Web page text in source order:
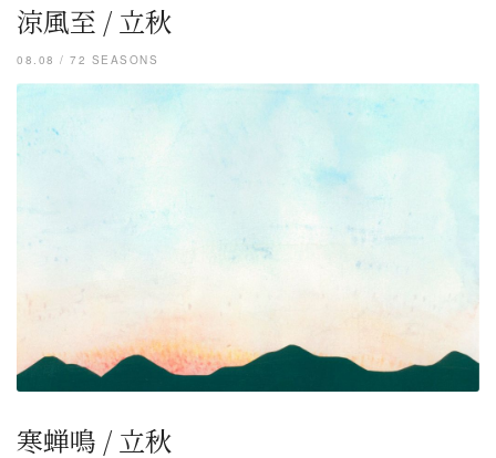
涼風至 / 立秋
08.08 / 72 SEASONS
寒蝉鳴 / 立秋